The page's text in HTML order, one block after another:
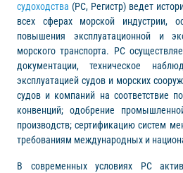
судоходства (РС, Регистр) ведет
всех сферах морской индустрии,
повышения эксплуатационной и
морского транспорта. РС
документации, техническое
эксплуатацией судов и морских
судов и компаний на соответствие
конвенций; одобрение
производств; сертификацию систем
требованиям международных и
В современных условиях РС